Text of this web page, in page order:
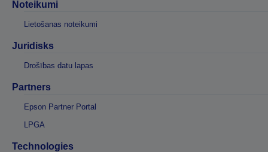
Noteikumi
Lietošanas noteikumi
Juridisks
Drošības datu lapas
Partners
Epson Partner Portal
LPGA
Technologies